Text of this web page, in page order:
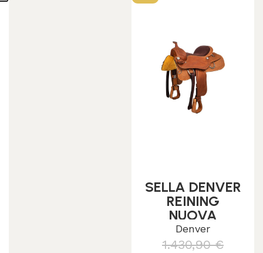
SELLA DENVER
REINING
NUOVA
ETICHETTATA
SE00535
Denver
1.430,90€